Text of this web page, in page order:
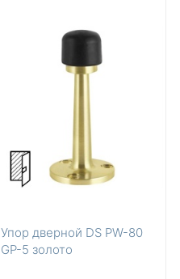
Упор дверной DS PW-80
GP-5 золото